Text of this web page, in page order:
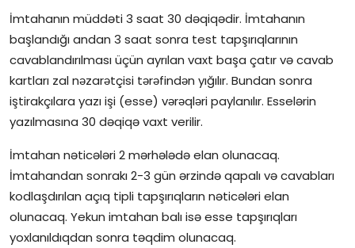
İmtahanın müddəti 3 saat 30 dəqiqədir. İmtahanın
başlandığı andan 3 saat sonra test tapşırıqlarının
cavablandırılması üçün ayrılan vaxt başa çatır və cavab
kartları zal nәzarәtçisi tәrәfindәn yığılır. Bundan sonra
iştirakçılara yazı işi (esse) vәrәqlәri paylanılır. Esselərin
yazılmasına 30 dəqiqə vaxt verilir.
İmtahan nəticələri 2 mərhələdə elan olunacaq.
İmtahandan sonrakı 2-3 gün ərzində qapalı və cavabları
kodlaşdırılan açıq tipli tapşırıqların nəticələri elan
olunacaq. Yekun imtahan balı isə esse tapşırıqları
yoxlanıldıqdan sonra təqdim olunacaq.